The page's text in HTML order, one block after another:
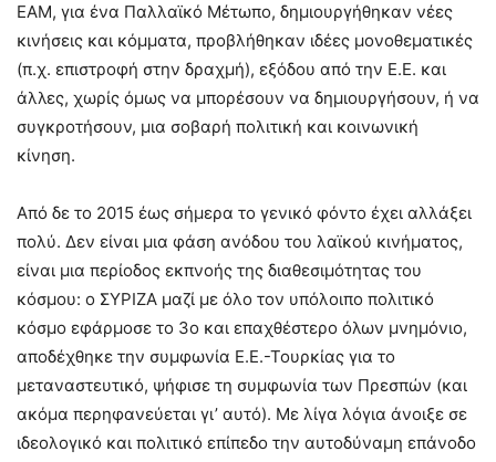
ΕΑΜ, για ένα Παλλαϊκό Μέτωπο, δημιουργήθηκαν νέες
κινήσεις και κόμματα, προβλήθηκαν ιδέες μονοθεματικές
(π.χ. επιστροφή στην δραχμή), εξόδου από την Ε.Ε. και
άλλες, χωρίς όμως να μπορέσουν να δημιουργήσουν, ή να
συγκροτήσουν, μια σοβαρή πολιτική και κοινωνική
κίνηση.
Από δε το 2015 έως σήμερα το γενικό φόντο έχει αλλάξει
πολύ. Δεν είναι μια φάση ανόδου του λαϊκού κινήματος,
είναι μια περίοδος εκπνοής της διαθεσιμότητας του
κόσμου: ο ΣΥΡΙΖΑ μαζί με όλο τον υπόλοιπο πολιτικό
κόσμο εφάρμοσε το 3ο και επαχθέστερο όλων μνημόνιο,
αποδέχθηκε την συμφωνία Ε.Ε.-Τουρκίας για το
μεταναστευτικό, ψήφισε τη συμφωνία των Πρεσπών (και
ακόμα περηφανεύεται γι’ αυτό). Με λίγα λόγια άνοιξε σε
ιδεολογικό και πολιτικό επίπεδο την αυτοδύναμη επάνοδο